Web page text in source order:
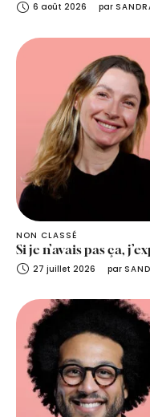
6 août 2026 par
NON CLASSÉ
Si je n’avais pas ça,
27 juillet 2026 par